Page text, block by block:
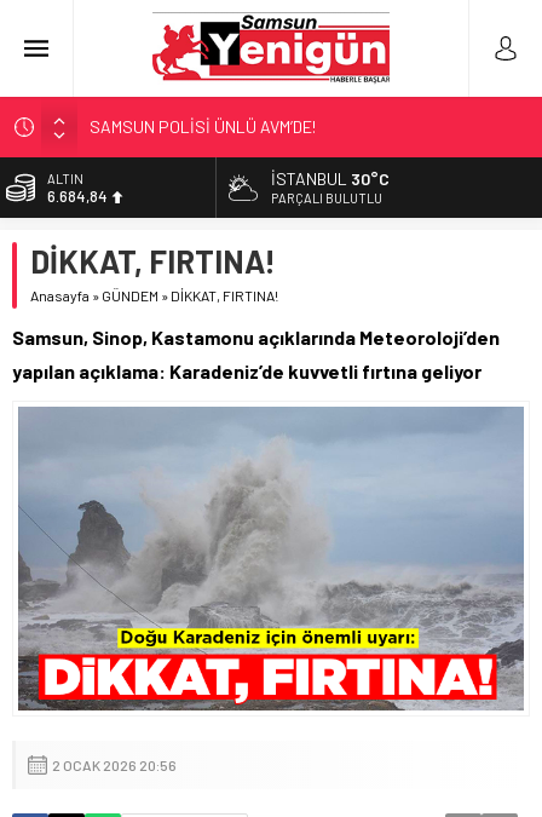
SAMSUN POLİSİ ÜNLÜ AVM’DE!
NEBİYANFEST BÜYÜLEDİ!
ULAŞIMA ZAM MI GELİYOR?
‘EL EMEĞİ’ DAYANIŞMASI
ALTIN
6.684,84
13.811,60
DOLAR
55,1602
İSTANBUL 30°C
PARÇALI BULUTLU
DİKKAT, FIRTINA!
Anasayfa » GÜNDEM » DİKKAT, FIRTINA!
Samsun, Sinop, Kastamonu açıklarında Meteoroloji’den
yapılan açıklama: Karadeniz’de kuvvetli fırtına geliyor
2 OCAK 2026 20:56